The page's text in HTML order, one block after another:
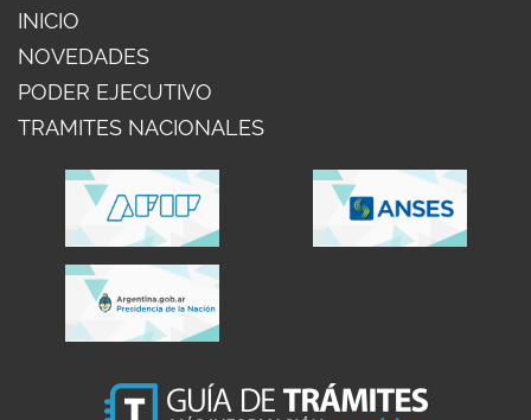
INICIO
NOVEDADES
PODER EJECUTIVO
TRAMITES NACIONALES